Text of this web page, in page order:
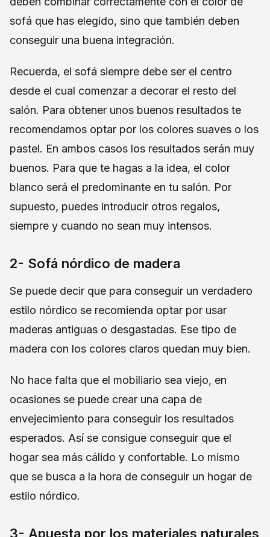
sofá que has elegido, sino que también deben
conseguir una buena integración.
Recuerda, el sofá siempre debe ser el centro
desde el cual comenzar a decorar el resto del
salón. Para obtener unos buenos resultados te
recomendamos optar por los colores suaves o los
pastel. En ambos casos los resultados serán muy
buenos. Para que te hagas a la idea, el color
blanco será el predominante en tu salón. Por
supuesto, puedes introducir otros regalos,
siempre y cuando no sean muy intensos.
2- Sofá nórdico de madera
Se puede decir que para conseguir un verdadero
estilo nórdico se recomienda optar por usar
maderas antiguas o desgastadas. Ese tipo de
madera con los colores claros quedan muy bien.
No hace falta que el mobiliario sea viejo, en
ocasiones se puede crear una capa de
envejecimiento para conseguir los resultados
esperados. Así se consigue conseguir que el
hogar sea más cálido y confortable. Lo mismo
que se busca a la hora de conseguir un hogar de
estilo nórdico.
3- Apuesta por los materiales naturales